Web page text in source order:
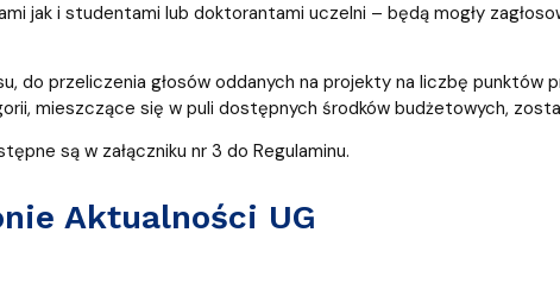
jak i studentami lub doktorantami uczelni – będą mogły
do przeliczenia głosów oddanych na projekty na liczbę
mieszczące się w puli dostępnych środków budżetowych,
są w załączniku nr 3 do Regulaminu.
Aktualności UG